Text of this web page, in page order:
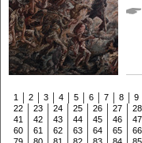
1 2 3 4 5 6 7 8 9
22
23 24 25 26 27 28
41
42 43 44 45 46 47
60
61 62 63 64 65 66